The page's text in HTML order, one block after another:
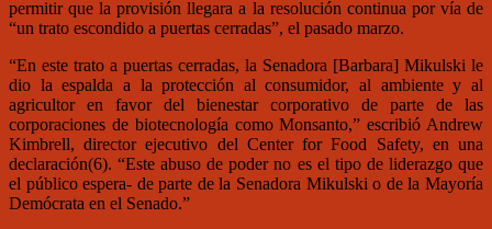
permitir que la provisión llegara a la resolución continua por vía de
“un trato escondido a puertas cerradas”, el pasado marzo.
“En este trato a puertas cerradas, la Senadora [Barbara] Mikulski le
dio la espalda a la protección al consumidor, al ambiente y al
agricultor en favor del bienestar corporativo de parte de las
corporaciones de biotecnología como Monsanto,” escribió Andrew
Kimbrell, director ejecutivo del Center for Food Safety, en una
declaración(6). “Este abuso de poder no es el tipo de liderazgo que
el público espera- de parte de la Senadora Mikulski o de la Mayoría
Demócrata en el Senado.”